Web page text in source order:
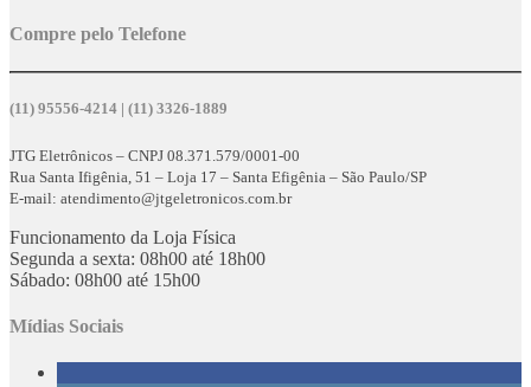
Compre pelo Telefone
(11) 95556-4214 | (11) 3326-1889
JTG Eletrônicos – CNPJ 08.371.579/0001-00
Rua Santa Ifigênia, 51 – Loja 17 – Santa Efigênia – São Paulo/SP
E-mail: atendimento@jtgeletronicos.com.br
Funcionamento da Loja Física
Segunda a sexta: 08h00 até 18h00
Sábado: 08h00 até 15h00
Mídias Sociais